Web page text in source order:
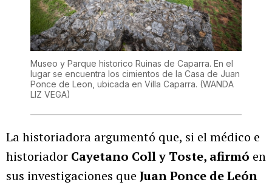
Museo y Parque historico Ruinas de Caparra. En el
lugar se encuentra los cimientos de la Casa de Juan
Ponce de Leon, ubicada en Villa Caparra. (WANDA
LIZ VEGA)
La historiadora argumentó que, si el médico e
historiador Cayetano Coll y Toste, afirmó en
sus investigaciones que Juan Ponce de León